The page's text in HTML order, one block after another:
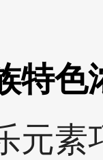
特色
元素